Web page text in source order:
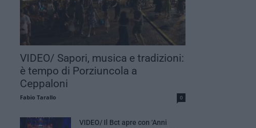
VIDEO/ Sapori, musica e tradizioni:
è tempo di Porziuncola a
Ceppaloni
Fabio Tarallo 0
VIDEO/ Il Bct apre con ‘Anni